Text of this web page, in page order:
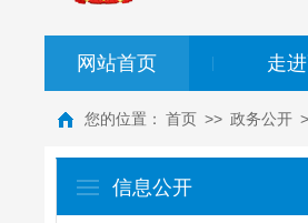
网站首页 走
您的位置： 首页 >> 政务公开
信息公开